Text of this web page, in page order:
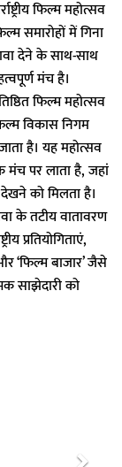
फिल्म महोत्सव
समारोहों में गिना
देने के साथ-साथ
मंच है।
फिल्म महोत्सव
विकास निगम
है। यह महोत्सव
मंच पर लाता है, जहां
को मिलता है।
के तटीय वातावरण
प्रतियोगिताएं,
‘फिल्म बाजार’ जैसे
साझेदारी को